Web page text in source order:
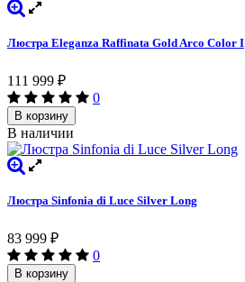
Люстра Eleganza Raffinata Gold Arco Сolor I
111 999 ₽
0
В корзину
В наличии
Люстра Sinfonia di Luce Silver Long
83 999 ₽
0
В корзину